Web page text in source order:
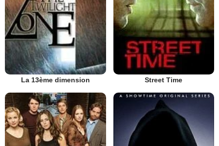
La 13ème dimension Street Time